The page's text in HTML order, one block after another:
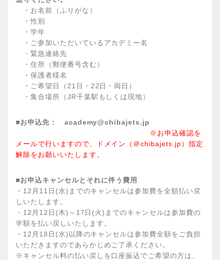
・お名前（ふりがな）
・性別
・学年
・ご参加いただいているアカデミー名
・緊急連絡先
・住所（郵便番号含む）
・保護者様名
・ご希望日（21日・22日・両日）
・集合場所（JR千葉駅もしくは現地）
■お申込先： academy@chibajets.jp
※お申込確認を
メールで行いますので、ドメイン（＠chibajets.jp）指定
解除をお願いいたします。
■お申込キャンセルとそれに伴う費用
・12月11日(水)までのキャンセルは参加費を全額払い戻
しいたします。
・12月12日(木)～17日(火)までのキャンセルは参加費の
半額を払い戻しいたします。
・12月18日(水)以降のキャンセルは参加費全額をご負担
いただきますのであらかじめご了承ください。
※キャンセル料の払い戻しを口座振込でご希望の方は、